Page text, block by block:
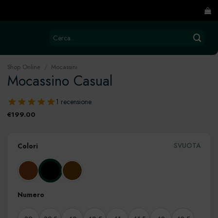
Cerca:
Shop Online Mocassini
Mocassino Casual
1 recensione
€199.00
Colori
Numero
SVUOTA